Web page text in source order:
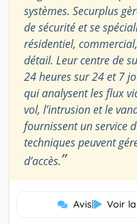
systèmes. Securplus
de sécurité et se
résidentiel,
détail. Leur centre de
24 heures sur 24 et 7
qui analysent les flux
vol, l’intrusion et le
fournissent un service
techniques peuvent
d’accès.”
Avis| Voir